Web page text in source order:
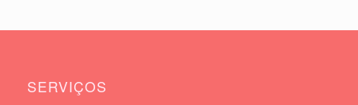
SERVIÇOS